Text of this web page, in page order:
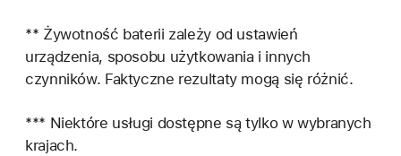
** Żywotność baterii zależy od ustawień
urządzenia, sposobu użytkowania i innych
czynników. Faktyczne rezultaty mogą się różnić.
*** Niektóre usługi dostępne są tylko w wybranych
krajach.